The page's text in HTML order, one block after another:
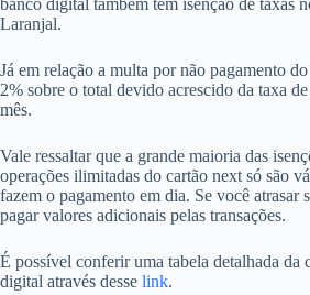
Laranjal.
Já em relação a multa por não pagamento
2% sobre o total devido acrescido da taxa
mês.
Vale ressaltar que a grande maioria das
operações ilimitadas do cartão next só são
fazem o pagamento em dia. Se você atrasar
pagar valores adicionais pelas transações.
É possível conferir uma tabela detalhada da
digital através desse link.